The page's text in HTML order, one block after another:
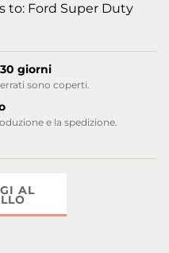
to: Ford Super Duty
giorni
sono coperti.
e la spedizione.
AL